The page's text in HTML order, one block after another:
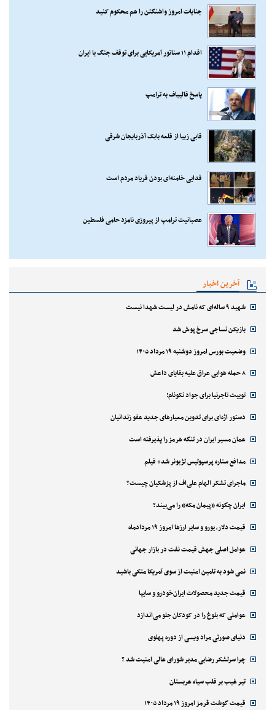
جنایات امروز واشنگتن را هم محکوم کنید
اقدام ۱۱ سناتور آمریکایی برای توقف جنگ با ایران
پاسخ قالیباف به ترامپ
قابی زیبا از قلعه بابک آذربایجان شرقی
فدایی خامنه‌ای بودن فریاد مردم است
عصبانیت ترامپ از پیروزی نامزد حامی فلسطین
آخرین اخبار
شهید ۹ ساله‌ای که نامش در لیست شهدا نیست
بازیکن نساجی سرخ پوش شد
وضعیت بورس امروز دوشنبه ۱۹ مرداد ۱۴۰۵
۸ حمله هوایی عراق علیه بقایای داعش
توییت تاجرنیا برای جواد نکونام!
دستور اژه‌ای برای تدوین معیارهای جدید عفو زندانیان
عمان مسیر ایران در تنگه هرمز را پذیرفته است
مدافع ستاره پرسپولیس لژیونر شد+ فیلم
ماجرای تشکر الهام علی‌اف از پزشکیان چیست؟
ایران چگونه «پیمان مکه» را می‌بیند؟
قیمت دلار، یورو و سایر ارزها امروز ۱۹ مردادماه
عوامل اصلی جهش قیمت نفت در بازار جهانی
نمی شود به تامین امنیت از سوی آمریکا متکی باشید
قیمت جدید محصولات ایران‌خودرو و سایپا
عواملی که بلوغ را در کودکان جلو می‌اندازد
دنیای صورتی مراد ویسی از دوره پهلوی
چرا سرلشکر رضایی مدیر شورای عالی امنیت شد ؟
تیر غیب بر قلب سیاه عربستان
قیمت گوشت قرمز امروز ۱۹ مرداد ۱۴۰۵